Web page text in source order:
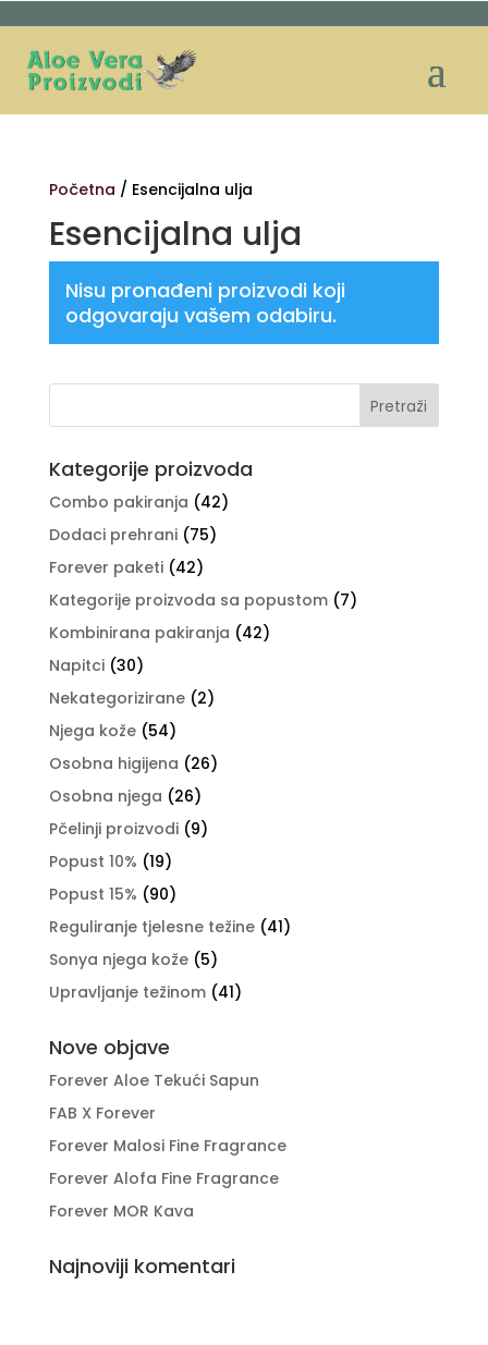
Početna / Esencijalna ulja
Esencijalna ulja
Nisu pronađeni proizvodi koji
odgovaraju vašem odabiru.
Kategorije proizvoda
Combo pakiranja (42)
Dodaci prehrani (75)
Forever paketi (42)
Kategorije proizvoda sa popustom (7)
Kombinirana pakiranja (42)
Napitci (30)
Nekategorizirane (2)
Njega kože (54)
Osobna higijena (26)
Osobna njega (26)
Pčelinji proizvodi (9)
Popust 10% (19)
Popust 15% (90)
Reguliranje tjelesne težine (41)
Sonya njega kože (5)
Upravljanje težinom (41)
Nove objave
Forever Aloe Tekući Sapun
FAB X Forever
Forever Malosi Fine Fragrance
Forever Alofa Fine Fragrance
Forever MOR Kava
Najnoviji komentari